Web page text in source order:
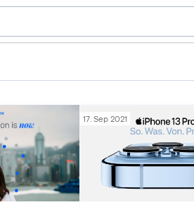
17. Sep 2021